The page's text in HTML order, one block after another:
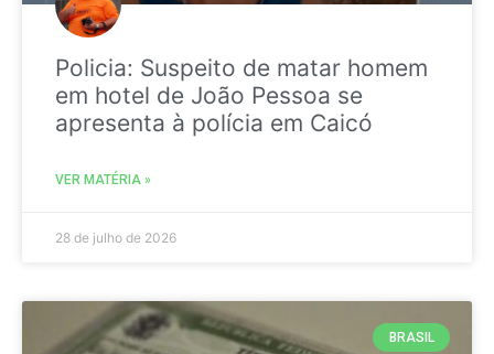
Policia: Suspeito de matar homem
em hotel de João Pessoa se
apresenta à polícia em Caicó
VER MATÉRIA »
28 de julho de 2026
BRASIL